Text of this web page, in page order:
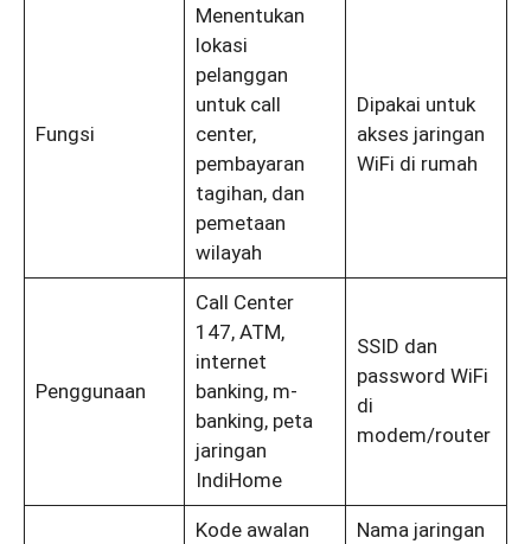
Fungsi
Menentukan
lokasi
pelanggan
untuk call
center,
pembayaran
tagihan, dan
pemetaan
wilayah
Dipakai untuk
akses jaringan
WiFi di rumah
Penggunaan
Call Center
147, ATM,
internet
banking, m-
banking, peta
jaringan
IndiHome
SSID dan
password WiFi
di
modem/router
Kode awalan
Nama jaringan